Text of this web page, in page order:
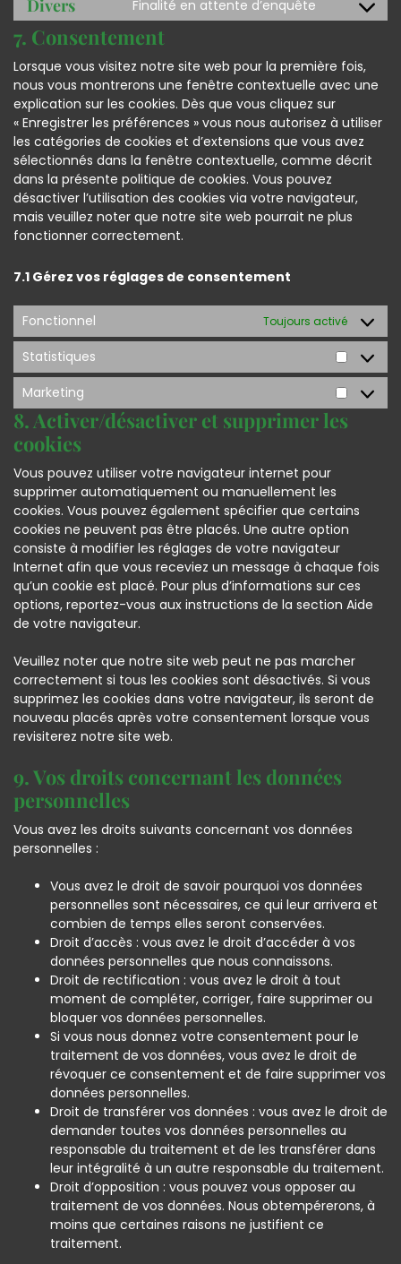
Divers Finalité en attente d’enquête
7. Consentement
Lorsque vous visitez notre site web pour la première fois,
nous vous montrerons une fenêtre contextuelle avec une
explication sur les cookies. Dès que vous cliquez sur
« Enregistrer les préférences » vous nous autorisez à utiliser
les catégories de cookies et d’extensions que vous avez
sélectionnés dans la fenêtre contextuelle, comme décrit
dans la présente politique de cookies. Vous pouvez
désactiver l’utilisation des cookies via votre navigateur,
mais veuillez noter que notre site web pourrait ne plus
fonctionner correctement.
7.1 Gérez vos réglages de consentement
Fonctionnel Toujours activé
Statistiques
Marketing
8. Activer/désactiver et supprimer les
cookies
Vous pouvez utiliser votre navigateur internet pour
supprimer automatiquement ou manuellement les
cookies. Vous pouvez également spécifier que certains
cookies ne peuvent pas être placés. Une autre option
consiste à modifier les réglages de votre navigateur
Internet afin que vous receviez un message à chaque fois
qu’un cookie est placé. Pour plus d’informations sur ces
options, reportez-vous aux instructions de la section Aide
de votre navigateur.
Veuillez noter que notre site web peut ne pas marcher
correctement si tous les cookies sont désactivés. Si vous
supprimez les cookies dans votre navigateur, ils seront de
nouveau placés après votre consentement lorsque vous
revisiterez notre site web.
9. Vos droits concernant les données
personnelles
Vous avez les droits suivants concernant vos données
personnelles :
Vous avez le droit de savoir pourquoi vos données
personnelles sont nécessaires, ce qui leur arrivera et
combien de temps elles seront conservées.
Droit d’accès : vous avez le droit d’accéder à vos
données personnelles que nous connaissons.
Droit de rectification : vous avez le droit à tout
moment de compléter, corriger, faire supprimer ou
bloquer vos données personnelles.
Si vous nous donnez votre consentement pour le
traitement de vos données, vous avez le droit de
révoquer ce consentement et de faire supprimer vos
données personnelles.
Droit de transférer vos données : vous avez le droit de
demander toutes vos données personnelles au
responsable du traitement et de les transférer dans
leur intégralité à un autre responsable du traitement.
Droit d’opposition : vous pouvez vous opposer au
traitement de vos données. Nous obtempérerons, à
moins que certaines raisons ne justifient ce
traitement.